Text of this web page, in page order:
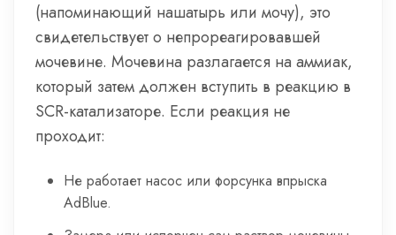
(напоминающий нашатырь или мочу), это
свидетельствует о непрореагировавшей
мочевине. Мочевина разлагается на аммиак,
который затем должен вступить в реакцию в
SCR-катализаторе. Если реакция не
проходит:
Не работает насос или форсунка впрыска
AdBlue.